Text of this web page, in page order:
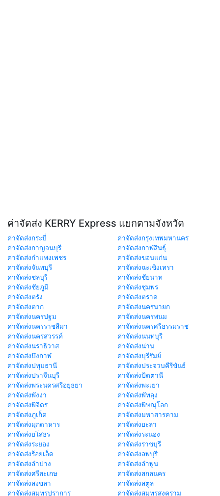
ค่าจัดส่ง KERRY Express แยกตามจังหวัด
ค่าจัดส่งกระบี่
ค่าจัดส่งกรุงเทพมหานคร
ค่าจัดส่งกาญจนบุรี
ค่าจัดส่งกาฬสินธุ์
ค่าจัดส่งกำแพงเพชร
ค่าจัดส่งขอนแก่น
ค่าจัดส่งจันทบุรี
ค่าจัดส่งฉะเชิงเทรา
ค่าจัดส่งชลบุรี
ค่าจัดส่งชัยนาท
ค่าจัดส่งชัยภูมิ
ค่าจัดส่งชุมพร
ค่าจัดส่งตรัง
ค่าจัดส่งตราด
ค่าจัดส่งตาก
ค่าจัดส่งนครนายก
ค่าจัดส่งนครปฐม
ค่าจัดส่งนครพนม
ค่าจัดส่งนครราชสีมา
ค่าจัดส่งนครศรีธรรมราช
ค่าจัดส่งนครสวรรค์
ค่าจัดส่งนนทบุรี
ค่าจัดส่งนราธิวาส
ค่าจัดส่งน่าน
ค่าจัดส่งบึงกาฬ
ค่าจัดส่งบุรีรัมย์
ค่าจัดส่งปทุมธานี
ค่าจัดส่งประจวบคีรีขันธ์
ค่าจัดส่งปราจีนบุรี
ค่าจัดส่งปัตตานี
ค่าจัดส่งพระนครศรีอยุธยา
ค่าจัดส่งพะเยา
ค่าจัดส่งพังงา
ค่าจัดส่งพัทลุง
ค่าจัดส่งพิจิตร
ค่าจัดส่งพิษณุโลก
ค่าจัดส่งภูเก็ต
ค่าจัดส่งมหาสารคาม
ค่าจัดส่งมุกดาหาร
ค่าจัดส่งยะลา
ค่าจัดส่งยโสธร
ค่าจัดส่งระนอง
ค่าจัดส่งระยอง
ค่าจัดส่งราชบุรี
ค่าจัดส่งร้อยเอ็ด
ค่าจัดส่งลพบุรี
ค่าจัดส่งลำปาง
ค่าจัดส่งลำพูน
ค่าจัดส่งศรีสะเกษ
ค่าจัดส่งสกลนคร
ค่าจัดส่งสงขลา
ค่าจัดส่งสตูล
ค่าจัดส่งสมุทรปราการ
ค่าจัดส่งสมุทรสงคราม